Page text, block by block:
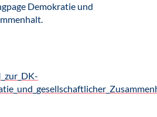
Demokratie und